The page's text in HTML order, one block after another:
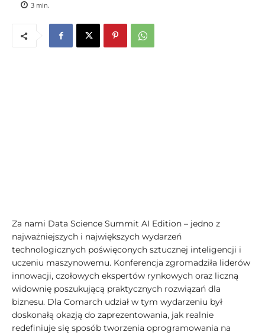
3 min.
Za nami Data Science Summit AI Edition – jedno z
najważniejszych i największych wydarzeń
technologicznych poświęconych sztucznej inteligencji i
uczeniu maszynowemu. Konferencja zgromadziła liderów
innowacji, czołowych ekspertów rynkowych oraz liczną
widownię poszukującą praktycznych rozwiązań dla
biznesu. Dla Comarch udział w tym wydarzeniu był
doskonałą okazją do zaprezentowania, jak realnie
redefiniuje się sposób tworzenia oprogramowania na